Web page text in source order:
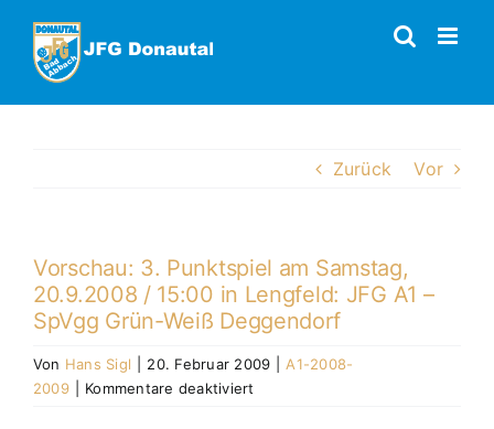
Inhalt
springen
Zurück Vor
Vorschau: 3. Punktspiel am Samstag,
20.9.2008 / 15:00 in Lengfeld: JFG A1 –
SpVgg Grün-Weiß Deggendorf
Von Hans Sigl 20. Februar 2009
A1-2008-
2009
Kommentare deaktiviert